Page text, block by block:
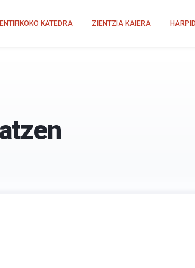
KATEDRA ZIENTZIA KAIERA